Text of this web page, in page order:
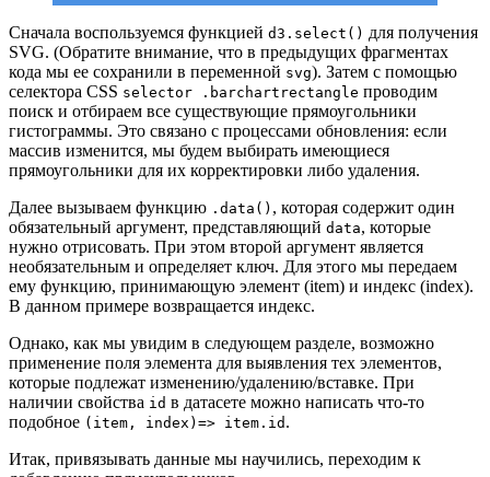
Сначала воспользуемся функцией d3.select() для получения
SVG. (Обратите внимание, что в предыдущих фрагментах
кода мы ее сохранили в переменной svg). Затем с помощью
селектора CSS selector .barchartrectangle проводим
поиск и отбираем все существующие прямоугольники
гистограммы. Это связано с процессами обновления: если
массив изменится, мы будем выбирать имеющиеся
прямоугольники для их корректировки либо удаления.
Далее вызываем функцию .data() , которая содержит один
обязательный аргумент, представляющий data, которые
нужно отрисовать. При этом второй аргумент является
необязательным и определяет ключ. Для этого мы передаем
ему функцию, принимающую элемент (item) и индекс (index).
В данном примере возвращается индекс.
Однако, как мы увидим в следующем разделе, возможно
применение поля элемента для выявления тех элементов,
которые подлежат изменению/удалению/вставке. При
наличии свойства id в датасете можно написать что-то
подобное (item, index)=> item.id .
Итак, привязывать данные мы научились, переходим к